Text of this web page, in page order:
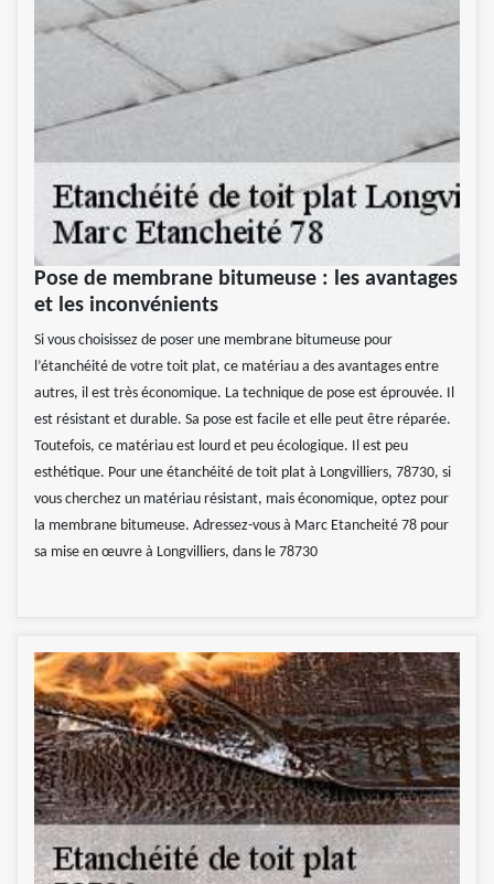
Pose de membrane bitumeuse : les avantages
et les inconvénients
Si vous choisissez de poser une membrane bitumeuse pour
l’étanchéité de votre toit plat, ce matériau a des avantages entre
autres, il est très économique. La technique de pose est éprouvée. Il
est résistant et durable. Sa pose est facile et elle peut être réparée.
Toutefois, ce matériau est lourd et peu écologique. Il est peu
esthétique. Pour une étanchéité de toit plat à Longvilliers, 78730, si
vous cherchez un matériau résistant, mais économique, optez pour
la membrane bitumeuse. Adressez-vous à Marc Etancheité 78 pour
sa mise en œuvre à Longvilliers, dans le 78730